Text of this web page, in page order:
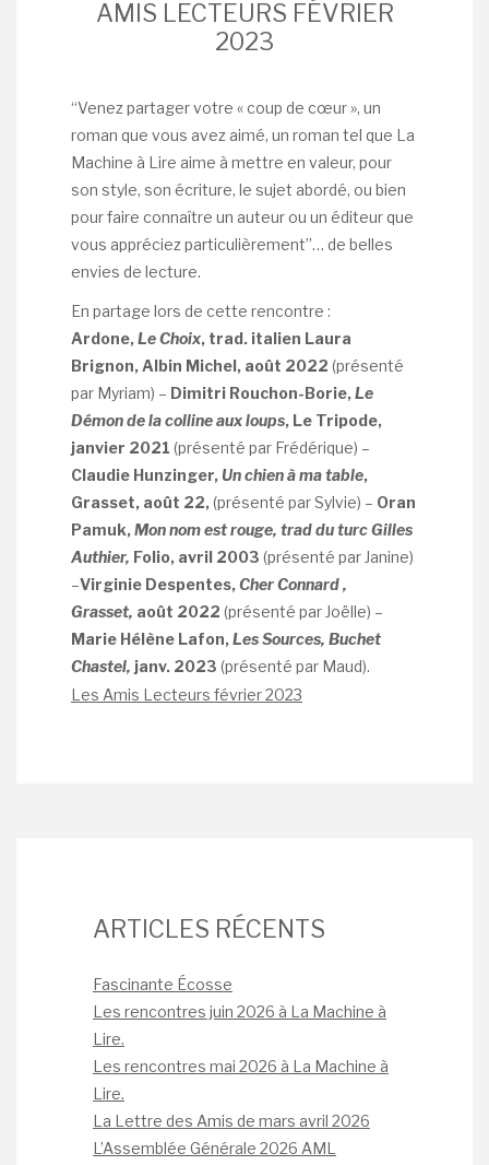
AMIS LECTEURS FÉVRIER
2023
“Venez partager votre « coup de cœur », un
roman que vous avez aimé, un roman tel que La
Machine à Lire aime à mettre en valeur, pour
son style, son écriture, le sujet abordé, ou bien
pour faire connaître un auteur ou un éditeur que
vous appréciez particulièrement”… de belles
envies de lecture.
En partage lors de cette rencontre :
Ardone,Le Choix, trad. italien Laura
Brignon, Albin Michel, août 2022 (présenté
par Myriam) – Dimitri Rouchon-Borie,Le
Démon de la colline aux loups, Le Tripode,
janvier 2021 (présenté par Frédérique) –
Claudie Hunzinger, Un chien à ma table,
Grasset, août 22,(présenté par Sylvie) – Oran
Pamuk,Mon nom est rouge, trad du turc Gilles
Authier, Folio, avril 2003 (présenté par Janine)
–Virginie Despentes,Cher Connard ,
Grasset, août 2022 (présenté par Joëlle) –
Marie Hélène Lafon,Les Sources, Buchet
Chastel, janv. 2023 (présenté par Maud).
Les Amis Lecteurs février 2023
ARTICLES RÉCENTS
Fascinante Écosse
Les rencontres juin 2026 à La Machine à
Lire.
Les rencontres mai 2026 à La Machine à
Lire.
La Lettre des Amis de mars avril 2026
L’Assemblée Générale 2026 AML